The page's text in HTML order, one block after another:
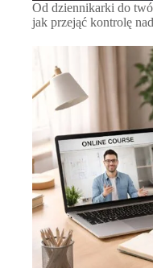
Od dziennikarki do
jak przejąć kontrolę